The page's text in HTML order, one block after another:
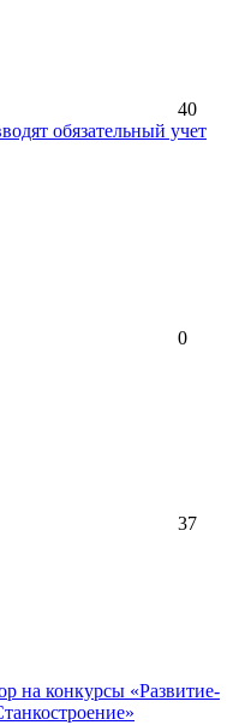
40
обязательный учет
0
37
на конкурсы «Развитие-